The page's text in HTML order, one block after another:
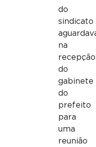
do
sindicato
na
recepção
do
gabinete
do
prefeito
para
uma
reunião